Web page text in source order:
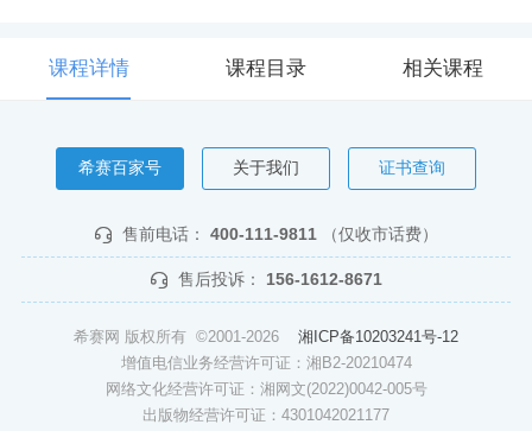
课程详情 课程目录 相关课程
希赛百家号 关于我们 证书查询
售前电话： 400-111-9811 （仅收市话费）
售后投诉： 156-1612-8671
希赛网 版权所有 ©2001-2026 湘ICP备10203241号-12
增值电信业务经营许可证：湘B2-20210474
网络文化经营许可证：湘网文(2022)0042-005号
出版物经营许可证：4301042021177